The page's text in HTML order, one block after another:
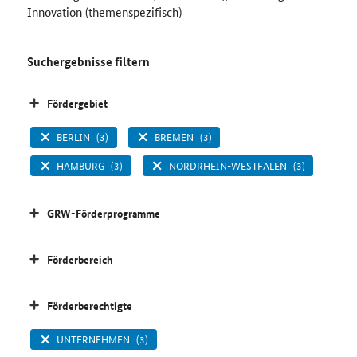
Innovation (themenspezifisch)
Suchergebnisse filtern
Fördergebiet
BERLIN (3) BREMEN (3)
HAMBURG (3) NORDRHEIN-WESTFALEN (3)
GRW-Förderprogramme
Förderbereich
Förderberechtigte
UNTERNEHMEN (3)